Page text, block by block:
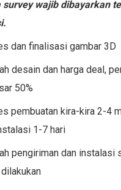
survey wajib dibayarkan
dan finalisasi gambar 3D
desain dan harga deal,
50%
pembuatan kira-kira 2-4
1-7 hari
pengiriman dan instalasi